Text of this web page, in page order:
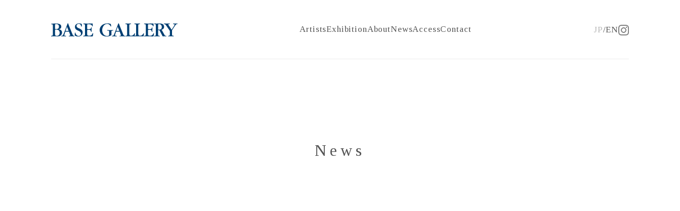
ArtistsExhibitionAboutNewsAccessContact EN
JP
News